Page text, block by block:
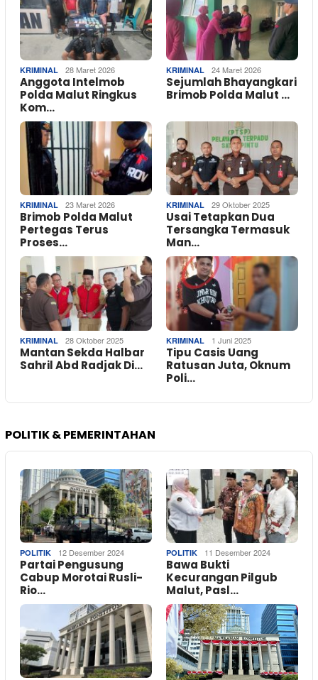
KRIMINAL 28 Maret 2026
Anggota Intelmob
Polda Malut Ringkus
Kom…
KRIMINAL 24 Maret 2026
Sejumlah Bhayangkari
Brimob Polda Malut …
KRIMINAL 23 Maret 2026
Brimob Polda Malut
Pertegas Terus
Proses…
KRIMINAL 29 Oktober 2025
Usai Tetapkan Dua
Tersangka Termasuk
Man…
KRIMINAL 28 Oktober 2025
Mantan Sekda Halbar
Sahril Abd Radjak Di…
KRIMINAL 1 Juni 2025
Tipu Casis Uang
Ratusan Juta, Oknum
Poli…
POLITIK & PEMERINTAHAN
POLITIK 12 Desember 2024
Partai Pengusung
Cabup Morotai Rusli-
Rio…
POLITIK 11 Desember 2024
Bawa Bukti
Kecurangan Pilgub
Malut, Pasl…